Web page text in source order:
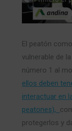
El peatón
vulnerable de
número 1 al
ellos deben
interactuar en
peatones),
protegerlos y